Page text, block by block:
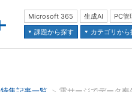
Microsoft 365 生成AI PC管
課題から探す
カテゴリから